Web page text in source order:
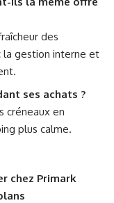
des
la gestion interne et
ses achats ?
créneaux en
plus calme.
chez Primark